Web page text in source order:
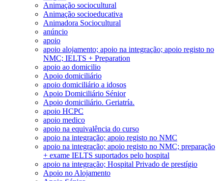
Animação sociocultural
Animação socioeducativa
Animadora Sociocultural
anúncio
apoio
apoio alojamento; apoio na integração; apoio registo no
NMC; IELTS + Preparation
apoio ao domicilio
Apoio domiciliário
apoio domiciliário a idosos
Apoio Domiciliário Sénior
Apoio domiciliário. Geriatría.
apoio HCPC
apoio medico
apoio na equivalência do curso
apoio na integração; apoio registo no NMC
apoio na integração; apoio registo no NMC; preparação
+ exame IELTS suportados pelo hospital
apoio na integração; Hospital Privado de prestígio
Apoio no Alojamento